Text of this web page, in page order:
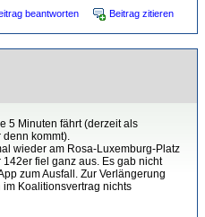
beantworten Beitrag zitieren
5 Minuten fährt (derzeit als
denn kommt).
wieder am Rosa-Luxemburg-Platz
fiel ganz aus. Es gab nicht
zum Ausfall. Zur Verlängerung
Koalitionsvertrag nichts